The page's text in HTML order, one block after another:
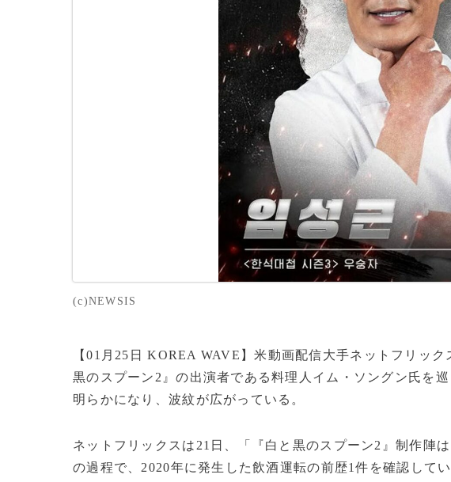
(c)NEWSIS
【01月25日 KOREA WAVE】米動画配信大手ネットフリッ
黒のスプーン2』の出演者である料理人イム・ソングン氏を
明らかになり、波紋が広がっている。
ネットフリックスは21日、「『白と黒のスプーン2』制作陣
の過程で、2020年に発生した飲酒運転の前歴1件を確認して